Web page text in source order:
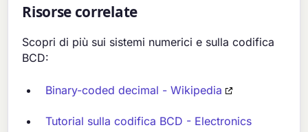
Risorse correlate
Scopri di più sui sistemi numerici e sulla codifica
BCD:
Binary-coded decimal - Wikipedia
Tutorial sulla codifica BCD - Electronics